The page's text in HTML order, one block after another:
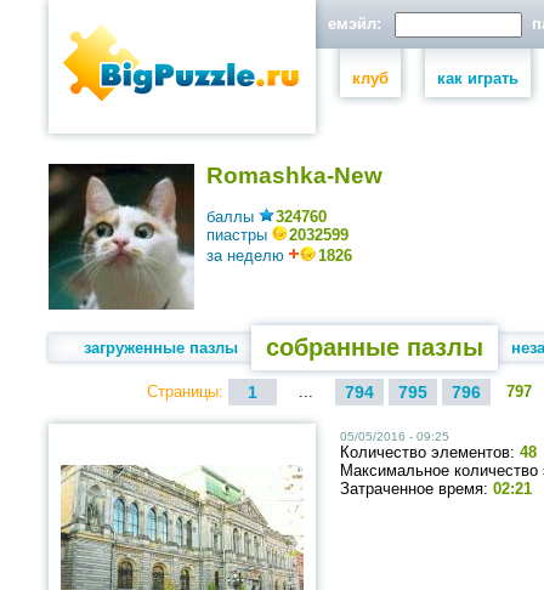
емэйл:
клуб как играть
Romashka-New
баллы
324760
пиастры
2032599
за неделю
1826
загруженные пазлы собранные пазлы
Страницы: 1 ... 794 795 796 797
05/05/2016 - 09:25
Количество элементов: 48
Максимальное
Затраченное время: 02:21